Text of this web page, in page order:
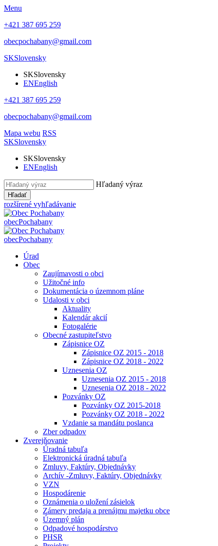
Menu
+421 387 695 259
obecpochabany@gmail.com
SKSlovensky
SKSlovensky
ENEnglish
+421 387 695 259
obecpochabany@gmail.com
Mapa webu RSS
SKSlovensky
SKSlovensky
ENEnglish
Hľadaný výraz
Hľadať
rozšírené vyhľadávanie
obecPochabany
obecPochabany
Úrad
Obec
Zaujímavosti o obci
Užitočné info
Dokumentácia o územnom pláne
Udalosti v obci
Aktuality
Kalendár akcií
Fotogalérie
Obecné zastupiteľstvo
Zápisnice OZ
Zápisnice OZ 2015 - 2018
Zápisnice OZ 2018 - 2022
Uznesenia OZ
Uznesenia OZ 2015 - 2018
Uznesenia OZ 2018 - 2022
Pozvánky OZ
Pozvánky OZ 2015-2018
Pozvánky OZ 2018 - 2022
Vzdanie sa mandátu poslanca
Zber odpadov
Zverejňovanie
Úradná tabuľa
Elektronická úradná tabuľa
Zmluvy, Faktúry, Objednávky
Archív -Zmluvy, Faktúry, Objednávky
VZN
Hospodárenie
Oznámenia o uložení zásielok
Zámery predaja a prenájmu majetku obce
Územný plán
Odpadové hospodárstvo
PHSR